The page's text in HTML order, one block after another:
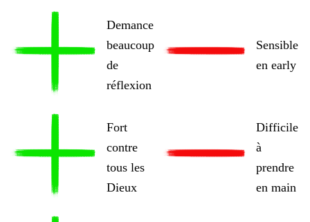
Demance
beaucoup
de
réflexion
Sensible
en early
Fort
contre
tous les
Dieux
Difficile
à
prendre
en main